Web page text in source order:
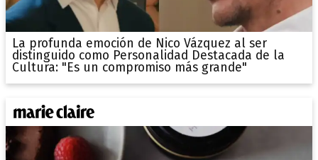
La profunda emoción de Nico Vázquez al ser
distinguido como Personalidad Destacada de la
Cultura: "Es un compromiso más grande"